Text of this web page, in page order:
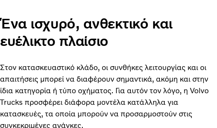
Ένα ισχυρό, ανθεκτικό και
ευέλικτο πλαίσιο
Στον κατασκευαστικό κλάδο, οι συνθήκες λειτουργίας και οι
απαιτήσεις μπορεί να διαφέρουν σημαντικά, ακόμη και στην
ίδια κατηγορία ή τύπο οχήματος. Για αυτόν τον λόγο, η Volvo
Trucks προσφέρει διάφορα μοντέλα κατάλληλα για
κατασκευές, τα οποία μπορούν να προσαρμοστούν στις
συγκεκριμένες ανάγκες.